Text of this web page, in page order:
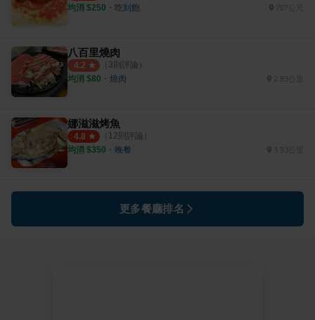
均消 $250 ・ 吃到飽 707公尺
八百里燒肉
4.2 （ 3則評論）
均消 $80 ・ 燒肉 2.83公里
娜滋滋烤魚
4.8 （ 12則評論）
均消 $350 ・ 晚餐 3.93公里
更多餐廳排名